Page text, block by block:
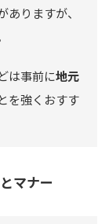
りますが、
は事前に地元
を強くおすす
マナー